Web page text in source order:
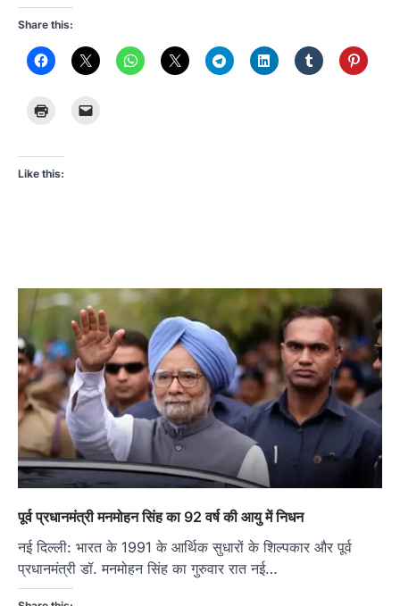
Share this:
Like this:
पूर्व प्रधानमंत्री मनमोहन सिंह का 92 वर्ष की आयु में निधन
नई दिल्ली: भारत के 1991 के आर्थिक सुधारों के शिल्पकार और पूर्व
प्रधानमंत्री डॉ. मनमोहन सिंह का गुरुवार रात नई…